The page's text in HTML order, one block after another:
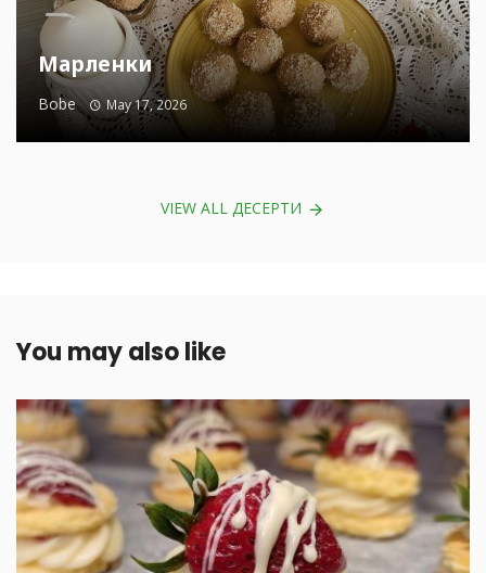
Марленки
Bobe May 17, 2026
VIEW ALL ДЕСЕРТИ
You may also like